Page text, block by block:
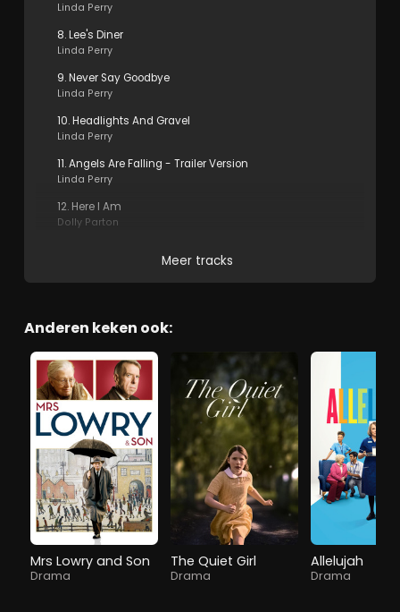
Linda Perry
8. Lee's Diner
Linda Perry
9. Never Say Goodbye
Linda Perry
10. Headlights And Gravel
Linda Perry
11. Angels Are Falling - Trailer Version
Linda Perry
12. Here I Am
Dolly Parton
Meer tracks
Anderen keken ook:
Mrs Lowry and Son
Drama
The Quiet Girl
Drama
Allelujah
Drama